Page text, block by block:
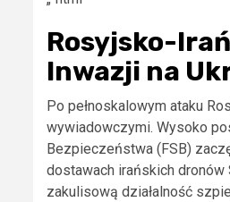
Rosyjsko-
Inwazji na
Po pełnoskalowym ataku
wywiadowczymi. Wysoko
Bezpieczeństwa (FSB)
dostawach irańskich
zakulisową działalność